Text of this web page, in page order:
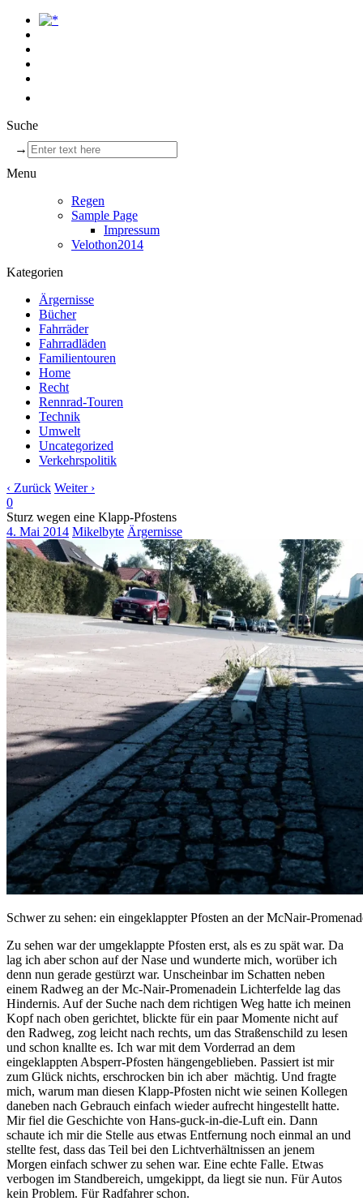
Suche
→
Menu
Regen
Sample Page
Impressum
Velothon2014
Kategorien
Ärgernisse
Bücher
Fahrräder
Fahrradläden
Familientouren
Home
Recht
Rennrad-Touren
Technik
Umwelt
Uncategorized
Verkehrspolitik
‹ Zurück Weiter ›
0
Sturz wegen eine Klapp-Pfostens
4. Mai 2014 Mikelbyte Ärgernisse
Schwer zu sehen: ein eingeklappter Pfosten an der McNair-
Zu sehen war der umgeklappte Pfosten erst, als es zu spät war. Da
lag ich aber schon auf der Nase und wunderte mich, worüber ich
denn nun gerade gestürzt war. Unscheinbar im Schatten neben
einem Radweg an der Mc-Nair-Promenadein Lichterfelde lag das
Hindernis. Auf der Suche nach dem richtigen Weg hatte ich meinen
Kopf nach oben gerichtet, blickte für ein paar Momente nicht auf
den Radweg, zog leicht nach rechts, um das Straßenschild zu lesen
und schon knallte es. Ich war mit dem Vorderrad an dem
eingeklappten Absperr-Pfosten hängengeblieben. Passiert ist mir
zum Glück nichts, erschrocken bin ich aber mächtig. Und fragte
mich, warum man diesen Klapp-Pfosten nicht wie seinen Kollegen
daneben nach Gebrauch einfach wieder aufrecht hingestellt hatte.
Mir fiel die Geschichte von Hans-guck-in-die-Luft ein. Dann
schaute ich mir die Stelle aus etwas Entfernung noch einmal an und
stellte fest, dass das Teil bei den Lichtverhältnissen an jenem
Morgen einfach schwer zu sehen war. Eine echte Falle. Etwas
verbogen im Standbereich, umgekippt, da liegt sie nun. Für Autos
kein Problem. Für Radfahrer schon.